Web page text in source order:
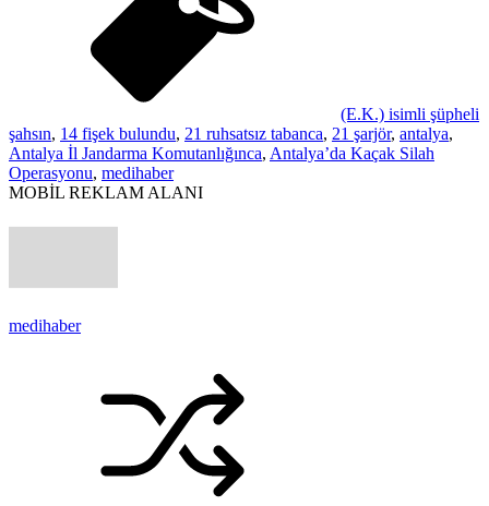
(E.K.) isimli şüpheli
şahsın, 14 fişek bulundu, 21 ruhsatsız tabanca, 21 şarjör, antalya,
Antalya İl Jandarma Komutanlığınca, Antalya’da Kaçak Silah
Operasyonu, medihaber
MOBİL REKLAM ALANI
medihaber